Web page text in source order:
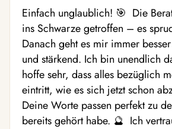
Einfach unglaublich! 🎯  Die
ins Schwarze getroffen – es
Danach geht es mir immer
und stärkend. Ich bin unendlich
hoffe sehr, dass alles bezüglich
eintritt, wie es sich jetzt schon
Deine Worte passen perfekt zu
bereits gehört habe. 🔮  Ich